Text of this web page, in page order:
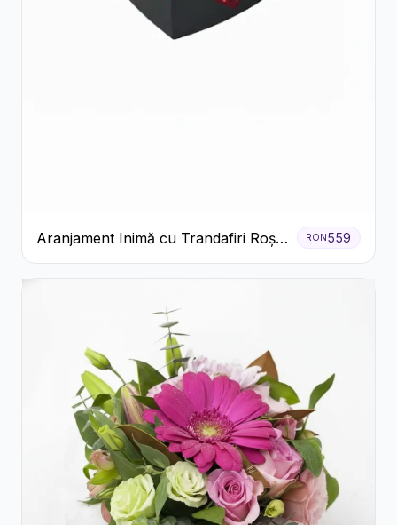
Aranjament Inimă cu Trandafiri Roșii
și Ciocolată Ferrero Rocher
RON559